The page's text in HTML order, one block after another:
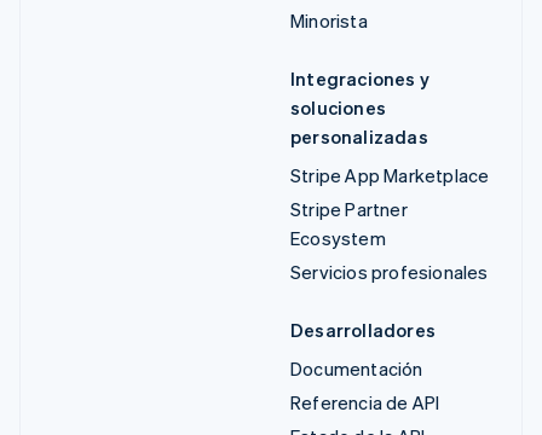
Minorista
Integraciones y
soluciones
personalizadas
Stripe App Marketplace
Stripe Partner
Ecosystem
Servicios profesionales
Desarrolladores
Documentación
Referencia de API